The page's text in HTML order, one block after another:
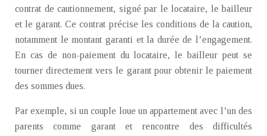
contrat de cautionnement, signé par le locataire, le bailleur
et le garant. Ce contrat précise les conditions de la caution,
notamment le montant garanti et la durée de l’engagement.
En cas de non-paiement du locataire, le bailleur peut se
tourner directement vers le garant pour obtenir le paiement
des sommes dues.
Par exemple, si un couple loue un appartement avec l’un des
parents comme garant et rencontre des difficultés